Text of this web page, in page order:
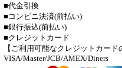
■代金引換
■コンビニ決済(前払い)
■銀行振込(前払い)
■クレジットカード
【ご利用可能なクレジットカード
VISA/Master/JCB/AMEX/Diners